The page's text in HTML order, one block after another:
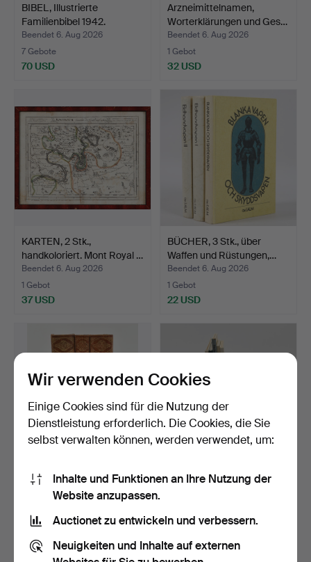
BIBEL, Illustrierte
Familienbibel 1942.
Beendet 6. Aug 2026
7 Gebote
70 USD
Arzneimittelnamen,
Worterklärungen und Ges…
Beendet 6. Aug 2026
1 Gebot
32 USD
KARTEN, 2 Stk.,
handkoloriert. Mont Royal …
Beendet 6. Aug 2026
1 Gebot
37 USD
BÜCHER, 3 Stk., über
Waffen und Rüstungen,…
Beendet 6. Aug 2026
1 Gebot
22 USD
HANNOVER, EMIL.
Keramisches Handbuch. 2
Beendet 6. Aug 2026
1 Gebot
Schwedische Kinderbücher
1 Gebot
Wir verwenden Cookies
Einige Cookies sind für die Nutzung der
Dienstleistung erforderlich. Die Cookies, die Sie
selbst verwalten können, werden verwendet, um:
Inhalte und Funktionen an Ihre Nutzung der
Website anzupassen.
Auctionet zu entwickeln und verbessern.
Neuigkeiten und Inhalte auf externen